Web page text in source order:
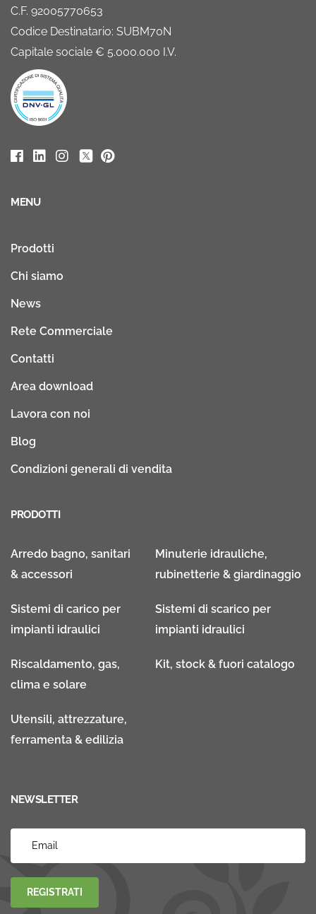
C.F. 92005770653
Codice Destinatario: SUBM70N
Capitale sociale € 5.000.000 I.V.
MENU
Prodotti
Chi siamo
News
Rete Commerciale
Contatti
Area download
Lavora con noi
Blog
Condizioni generali di vendita
PRODOTTI
Arredo bagno, sanitari
& accessori
Minuterie idrauliche,
rubinetterie & giardinaggio
Sistemi di carico per
impianti idraulici
Sistemi di scarico per
impianti idraulici
Riscaldamento, gas,
clima e solare
Kit, stock & fuori catalogo
Utensili, attrezzature,
ferramenta & edilizia
NEWSLETTER
REGISTRATI